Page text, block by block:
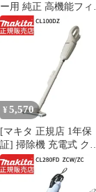
ー用 純正 高機能フィ
タ 1個 A-79120 カプセ
ル式用 交換用 消耗品
ごみパック A-79120
¥ 5,570
[マキタ 正規店 1年保
証] 掃除機 充電式 ク
ーナー CL100DZ 10.8V
【バッテリ・充電器別
売】 カプセル式 makita